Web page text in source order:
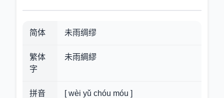
简体 未雨绸缪
繁体
字
未雨綢繆
拼音 [ wèi yǔ chóu móu ]